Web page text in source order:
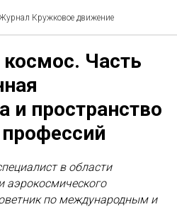
Кружковое движение
Часть
и пространство
в области
аэрокосмического
по международным и